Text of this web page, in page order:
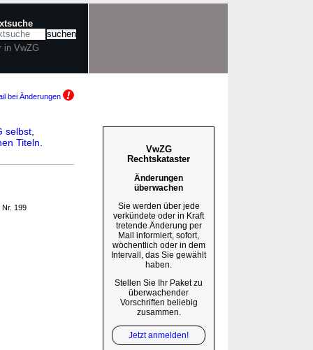
in VwZG
bei Änderungen
selbst
Titeln
Nr. 199
VwZG
Rechtskataster
Änderungen
überwachen
Sie werden über jede
verkündete oder in Kraft
tretende Änderung per
Mail informiert, sofort,
wöchentlich oder in dem
Intervall, das Sie gewählt
haben.
Stellen Sie Ihr Paket zu
überwachender
Vorschriften beliebig
zusammen.
Jetzt anmelden!